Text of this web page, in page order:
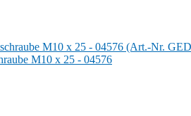
M10 x 25 - 04576